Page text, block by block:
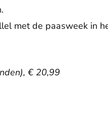
met de paasweek in
€ 20,99